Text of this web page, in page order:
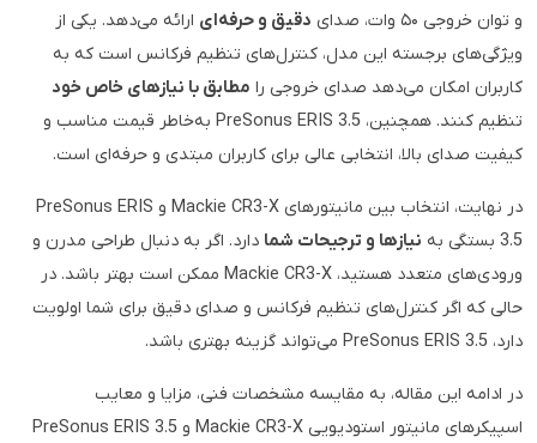
و توان خروجی ۵۰ وات، صدای
دقیق و حرفه‌ای ارائه می‌دهد. یکی از
ویژگی‌های برجسته این مدل، کنترل‌های تنظیم فرکانس است که به
کاربران امکان می‌دهد صدای خروجی را مطابق با نیازهای خاص خود
تنظیم کنند. همچنین، PreSonus ERIS 3.5 به‌خاطر قیمت مناسب و
کیفیت صدای بالا، انتخابی عالی برای کاربران مبتدی و حرفه‌ای است.
در نهایت، انتخاب بین مانیتورهای Mackie CR3-X و PreSonus ERIS
3.5 بستگی به
نیازها و ترجیحات شما دارد. اگر به دنبال طراحی مدرن و
ورودی‌های متعدد هستید، Mackie CR3-X ممکن است بهتر باشد. در
حالی که اگر کنترل‌های تنظیم فرکانس و صدای دقیق برای شما اولویت
دارد، PreSonus ERIS 3.5 می‌تواند گزینه بهتری باشد.
در ادامه این مقاله، به مقایسه مشخصات فنی، مزایا و معایب
اسپیکرهای مانیتور استودیویی Mackie CR3-X و PreSonus ERIS 3.5